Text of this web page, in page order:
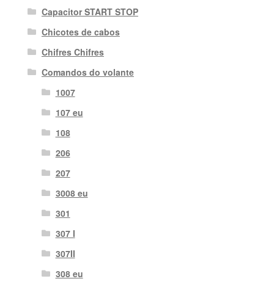
Capacitor START STOP
Chicotes de cabos
Chifres Chifres
Comandos do volante
1007
107 eu
108
206
207
3008 eu
301
307 I
307II
308 eu